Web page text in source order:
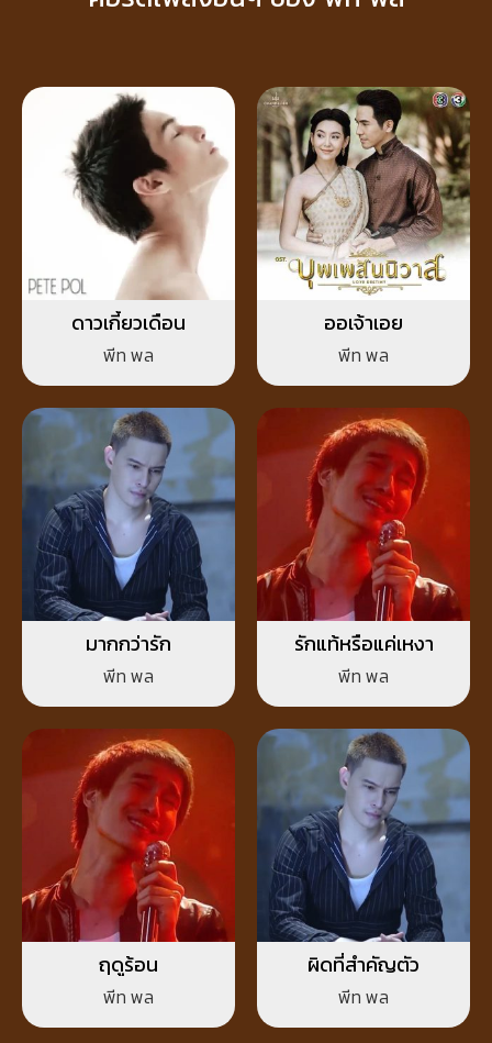
ดาวเกี้ยวเดือน
พีท พล
ออเจ้าเอย
พีท พล
มากกว่ารัก
พีท พล
รักแท้หรือแค่เหงา
พีท พล
ฤดูร้อน
พีท พล
ผิดที่สำคัญตัว
พีท พล